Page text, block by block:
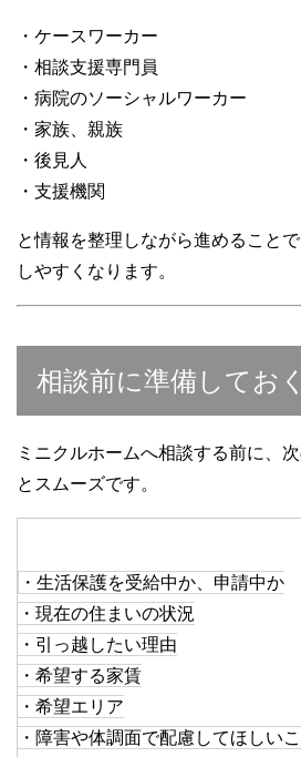
・ケースワーカー
・相談支援専門員
・病院のソーシャルワーカー
・家族、親族
・後見人
・支援機関
と情報を整理しながら進めること
しやすくなります。
相談前に準備してお
ミニクルホームへ相談する前に、
とスムーズです。
・生活保護を受給中か、申請中か
・現在の住まいの状況
・引っ越したい理由
・希望する家賃
・希望エリア
・障害や体調面で配慮してほしい